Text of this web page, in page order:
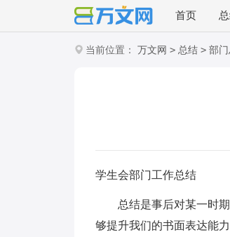
首页
当前位置： 万文网 > 总结 > 部
学生会部门工作总结
总结是事后对某一时期
够提升我们的书面表达能